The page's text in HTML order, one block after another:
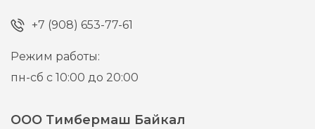
+7 (908) 653-77-61
Режим работы:
пн-сб с 10:00 до 20:00
ООО Тимбермаш Байкал